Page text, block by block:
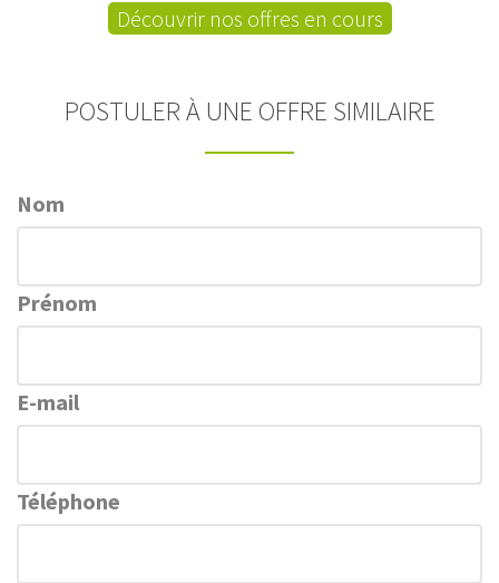
Découvrir nos offres en cours
POSTULER À UNE OFFRE SIMILAIRE
Nom
Prénom
E-mail
Téléphone